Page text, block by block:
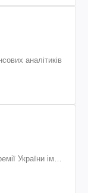
аналітиків
України ім.